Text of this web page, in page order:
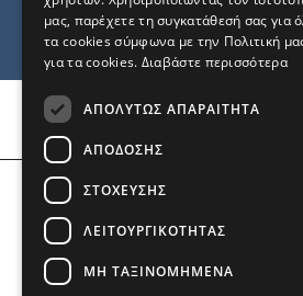
Αριθμός
COPYRIGHT © 2026 Το
μας, παρέχετε τη συγκατάθεσή σας για
τα cookies σύμφωνα με την Πολιτική
για τα cookies. Διαβάστε περισσότερα
ΑΠΟΛΎΤΩΣ ΑΠΑΡΑΊΤΗΤΑ
ΑΠΌΔΟΣΗΣ
ΣΤΌΧΕΥΣΗΣ
ΛΕΙΤΟΥΡΓΙΚΌΤΗΤΑΣ
ΜΗ ΤΑΞΙΝΟΜΗΜΈΝΑ